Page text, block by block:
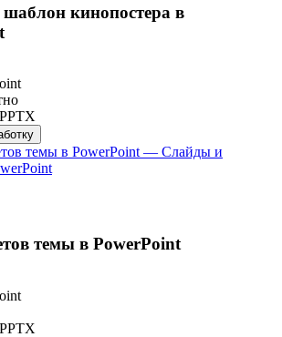
кинопостера в
темы в PowerPoint